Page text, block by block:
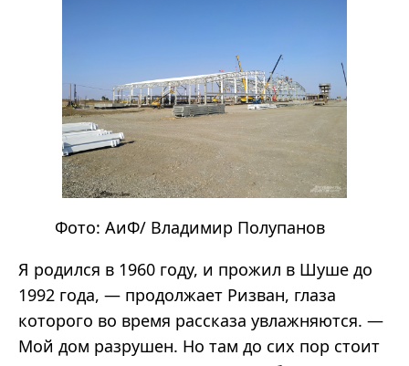
Фото: АиФ/ Владимир Полупанов
Я родился в 1960 году, и прожил в Шуше до
1992 года, — продолжает Ризван, глаза
которого во время рассказа увлажняются. —
Мой дом разрушен. Но там до сих пор стоит